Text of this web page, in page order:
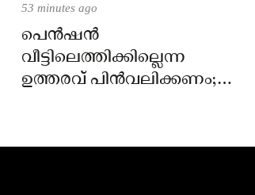
53 minutes ago
പെൻഷൻ
വീട്ടിലെത്തിക്കില്ലെന്ന
ഉത്തരവ് പിൻവലിക്കണം;